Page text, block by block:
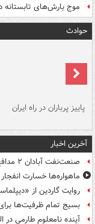
موج بارش‌های تابستانه در راه
حوادث
پاییز پرباران در راه ایران
آخرین اخبار
صنعت‌نفت آبادان ۲ مدافع جدید جذب کرد
ماهواره‌ها خسارت
روایت گاردین از
بسیج تمام ظرفیت‌ها برای
آینده نامعلوم طارمی در